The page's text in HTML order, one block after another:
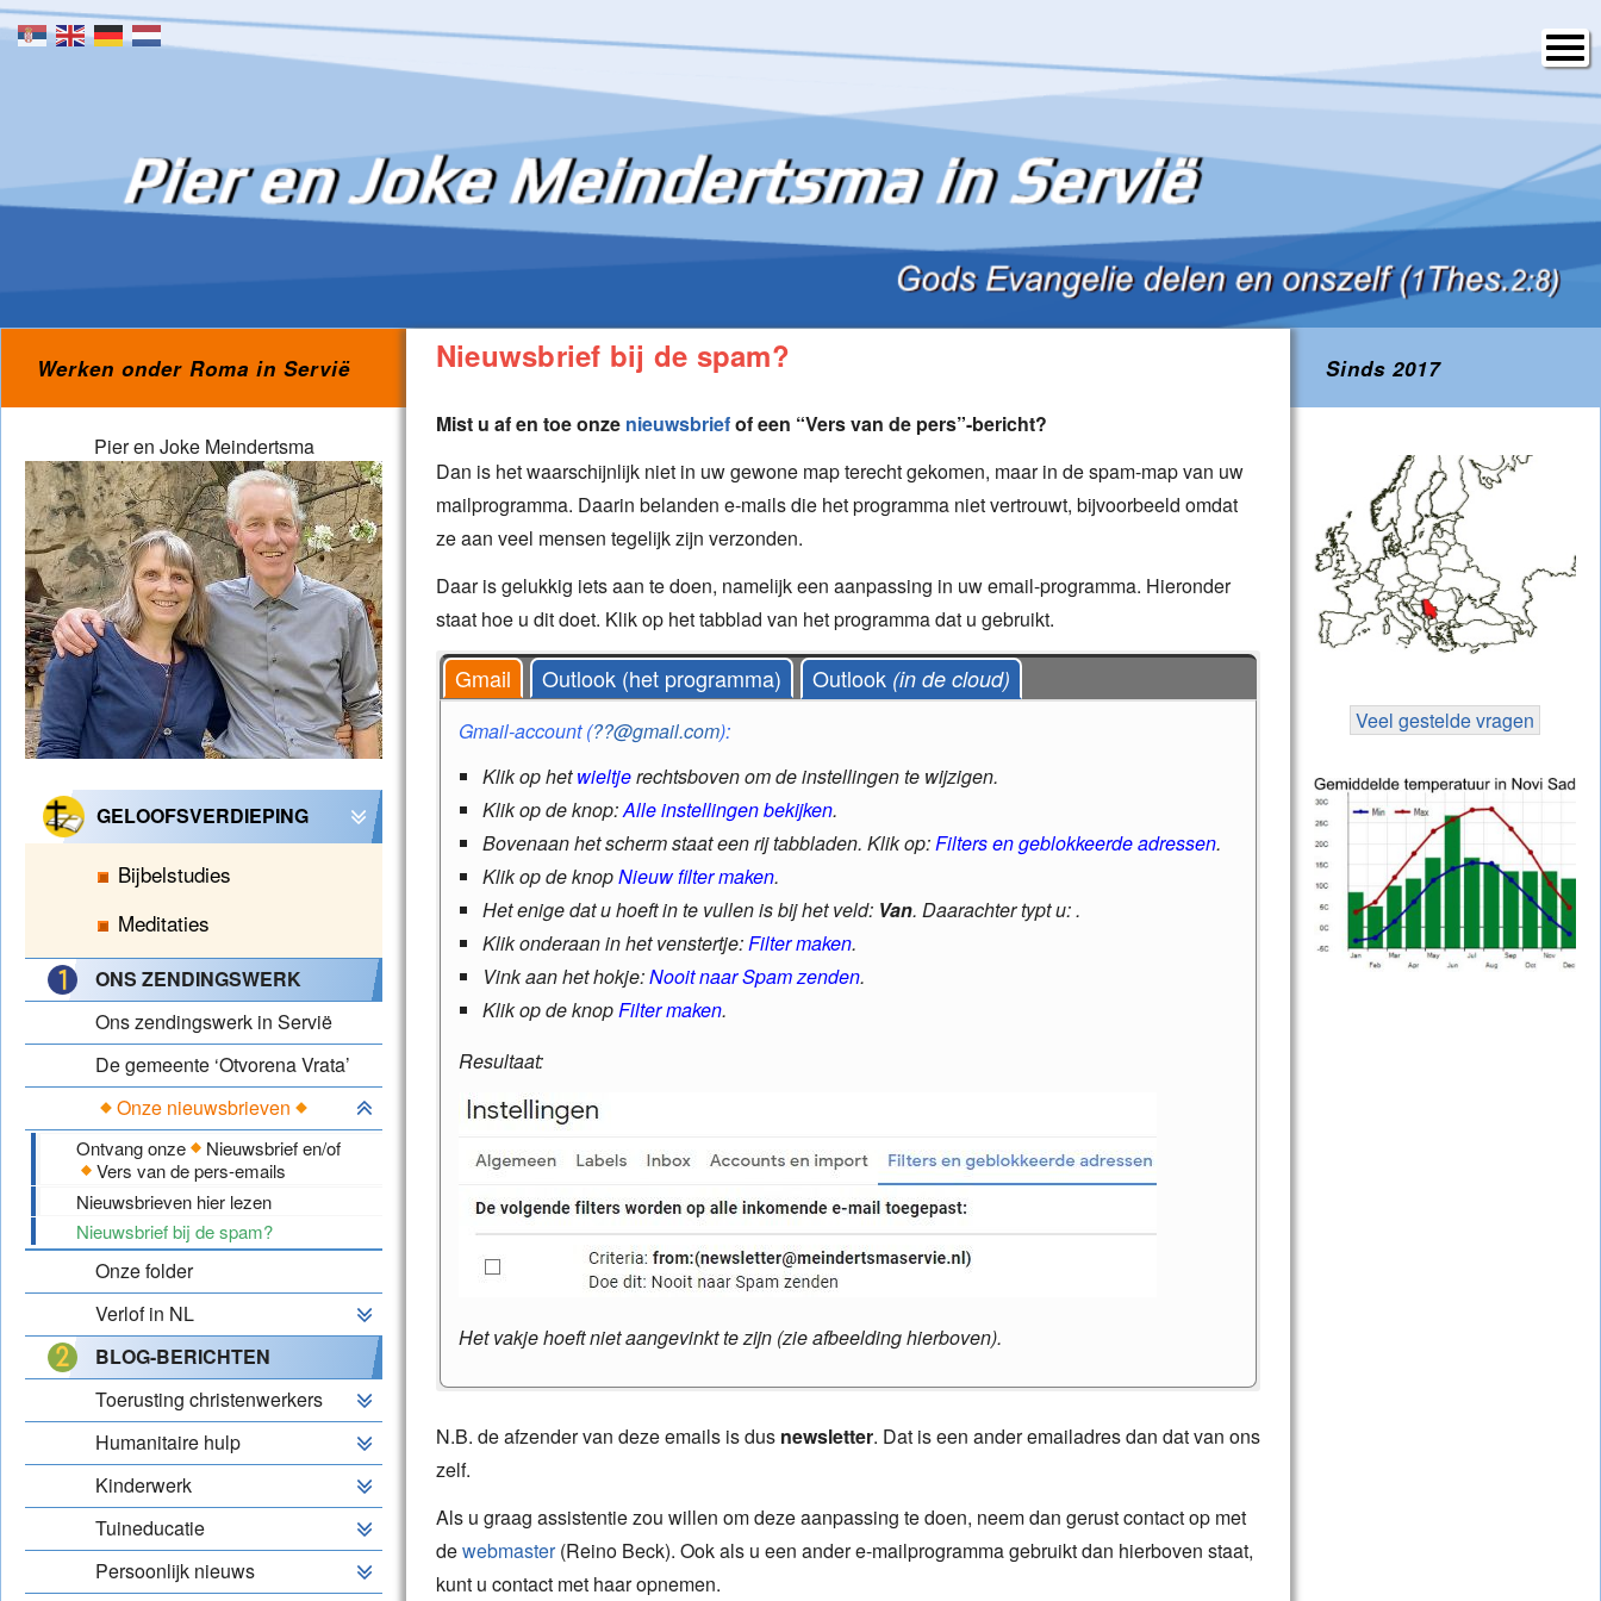
Skip to content
Nieuwsbrief bij de spam?
Mist u af en toe onze nieuwsbriefof een “Vers van de pers”-bericht?
Dan is het waarschijnlijk niet in uw gewone map terecht gekomen, maar in de spam-map van uw
mailprogramma. Daarin belanden e-mails die het programma niet vertrouwt, bijvoorbeeld omdat
ze aan veel mensen tegelijk zijn verzonden.
Daar is gelukkig iets aan te doen, namelijk een aanpassing in uw email-programma. Hieronder
staat hoe u dit doet. Klik op het tabblad van het programma dat u gebruikt.
Gmail Outlook (het programma) Outlook (in de cloud)
Gmail-account (??@gmail.com):
Klik op hetwieltjerechtsboven om de instellingen te wijzigen.
Klik op de knop:Alle instellingen bekijken.
Bovenaan het scherm staat een rij tabbladen. Klik op:Filters en geblokkeerde adressen.
Klik op de knopNieuw filter maken.
Het enige dat u hoeft in te vullen is bij het veld: Van. Daarachter typt u: .
Klik onderaan in het venstertje:Filter maken.
Vink aan het hokje:Nooit naar Spam zenden.
Klik op de knopFilter maken.
Resultaat:
Het vakje hoeft niet aangevinkt te zijn (zie afbeelding hierboven).
Klik metrechter muisknop op een willekeurig mailtje en kies:Ongewenste email
Klik op tabblad:Veilige afzenders.
Klik op knop:Toevoegen.
Vul hier het emailadres in van onze nieuwsbrief:
Klik in de linker kolom op:Email.
Klik in de kolom daarnaast op:Ongewenste e-mail,
Bij:Veilige afzenders en domeinen
N.B. de afzender van deze emails is dus
. Dat is een ander emailadres dan dat van ons
zelf.
Als u graag assistentie zou willen om deze aanpassing te doen, neem dan gerust contact op met
dewebmaster(Reino Beck). Ook als u een ander e-mailprogramma gebruikt dan hierboven staat,
kunt u contact met haar opnemen.
Werken onder Roma in Servië
Pier en Joke Meindertsma
GELOOFSVERDIEPING
Bijbelstudies
Meditaties
ONS ZENDINGSWERK
Ons zendingswerk in Servië
De gemeente ‘Otvorena Vrata’
Onze nieuwsbrieven
Ontvang onze
Nieuwsbrief en/of
Vers van de pers-emails
Nieuwsbrieven hier lezen
Nieuwsbrief bij de spam?
Onze folder
Verlof in NL
BLOG-BERICHTEN
Toerusting christenwerkers
Humanitaire hulp
Kinderwerk
Tuineducatie
Persoonlijk nieuws
Sinds 2017
Veel gestelde vragen